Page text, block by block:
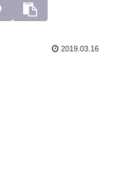
2019.03.16